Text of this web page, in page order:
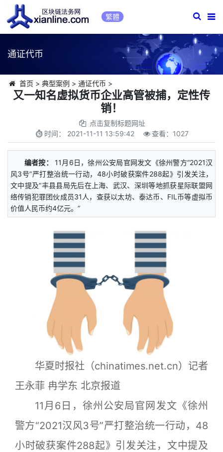
繁體
通证代币
首页 > 典型案例 > 通证代币 >
又一知名虚拟货币企业高管被捕，定性传
销！
点击复制标题网址
时间： 2021-11-11 13:59:42 查看： 1027
编者按：
11月6日，徐州公安局官网发文《徐州警方“2021汉
风3号”严打整治统一行动，48小时破获案件288起》引发关注，
文中提及“丰县县局先后在上海、武汉、深圳等地抓获星际联盟网
络传销犯罪团伙成员31人，查获以太坊、泰达币、FIL币等虚拟币
价值人民币约4亿元。”
华夏时报社（chinatimes.net.cn）记者
王永菲 冉学东 北京报道
11月6日，徐州公安局官网发文《徐州
警方“2021汉风3号”严打整治统一行动，48
小时破获案件288起》引发关注，文中提及